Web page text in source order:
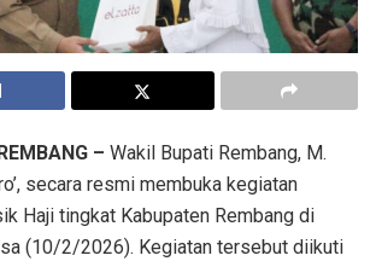
– Wakil Bupati Rembang, M.
secara resmi membuka kegiatan
Haji tingkat Kabupaten Rembang di
(10/2/2026). Kegiatan tersebut diikuti